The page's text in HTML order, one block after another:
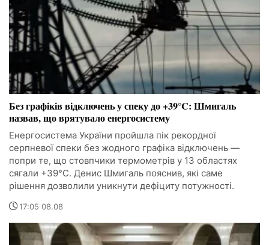
Без графіків відключень у спеку до +39°C: Шмигаль
назвав, що врятувало енергосистему
Енергосистема України пройшла пік рекордної
серпневої спеки без жодного графіка відключень —
попри те, що стовпчики термометрів у 13 областях
сягали +39°C. Денис Шмигаль пояснив, які саме
рішення дозволили уникнути дефіциту потужності.
17:05 08.08